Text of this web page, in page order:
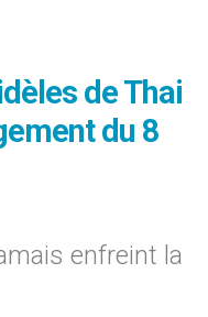
de Thai
du 8
enfreint la